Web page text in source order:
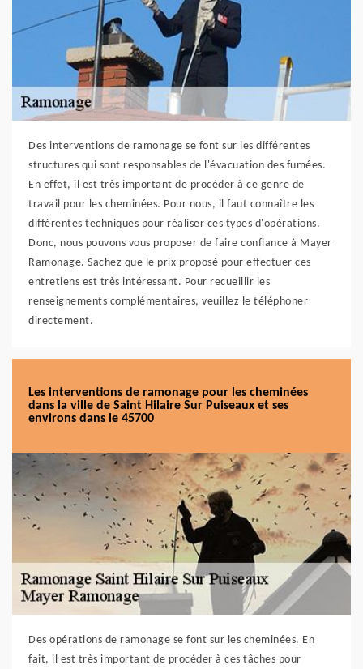
Des interventions de ramonage se font sur les différentes
structures qui sont responsables de l'évacuation des fumées.
En effet, il est très important de procéder à ce genre de
travail pour les cheminées. Pour nous, il faut connaître les
différentes techniques pour réaliser ces types d'opérations.
Donc, nous pouvons vous proposer de faire confiance à Mayer
Ramonage. Sachez que le prix proposé pour effectuer ces
entretiens est très intéressant. Pour recueillir les
renseignements complémentaires, veuillez le téléphoner
directement.
Les interventions de ramonage pour les cheminées
dans la ville de Saint Hilaire Sur Puiseaux et ses
environs dans le 45700
Des opérations de ramonage se font sur les cheminées. En
fait, il est très important de procéder à ces tâches pour